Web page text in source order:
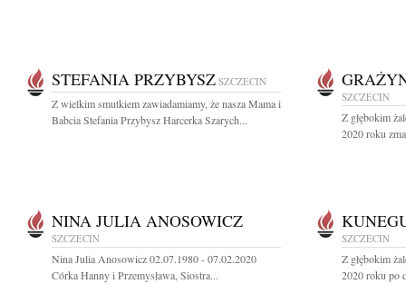
STEFANIA PRZYBYSZ SZCZECIN
Z wielkim smutkiem zawiadamiamy, że nasza Mama i
Babcia Stefania Przybysz Harcerka Szarych...
SZCZECIN
Z głębokim
2020 roku
NINA JULIA ANOSOWICZ
SZCZECIN
Nina Julia Anosowicz 02.07.1980 - 07.02.2020
Córka Hanny i Przemysława, Siostra...
SZCZECIN
Z głębokim
2020 roku po